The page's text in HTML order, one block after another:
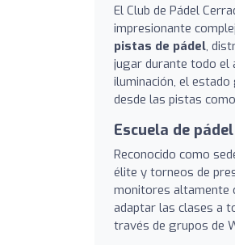
El Club de Pádel
impresionante
pistas de pádel,
jugar durante todo el
iluminación, el
desde las pistas
Escuela de
Reconocido como
élite y torneos de
monitores altamente
adaptar las clases a
través de grupos de